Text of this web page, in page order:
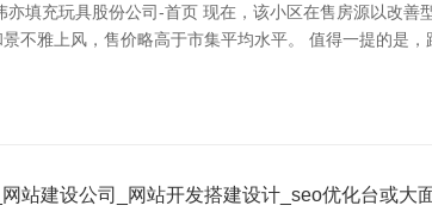
填充玩具股份公司-首页 现在，该小区在售房源以改
不雅上风，售价略高于市集平均水平。 值得一提的是
站建设公司_网站开发搭建设计_seo优化台或大